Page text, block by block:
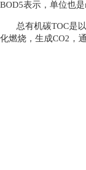
BOD5表示，单位也
总有机碳TOC是
化燃烧，生成CO2，